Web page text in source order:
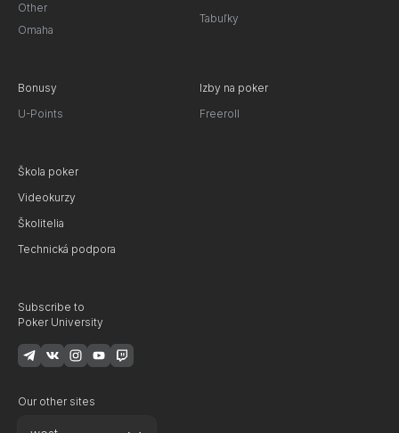
Other
Omaha
Tabuľky
Bonusy
U-Points
Izby na poker
Freeroll
Škola poker
Videokurzy
Školitelia
Technická podpora
Subscribe to
Poker University
Our other sites